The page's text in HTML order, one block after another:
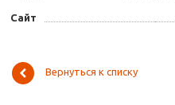
Сайт
Вернуться к списку